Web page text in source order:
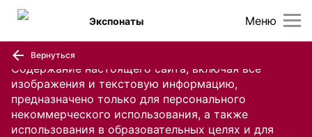
Содержание настоящего сайта, включая все
изображения и текстовую информацию,
предназначено только для персонального
некоммерческого использования, а также
использования в образовательных целях и для
Меню
Экспонаты
Вернуться